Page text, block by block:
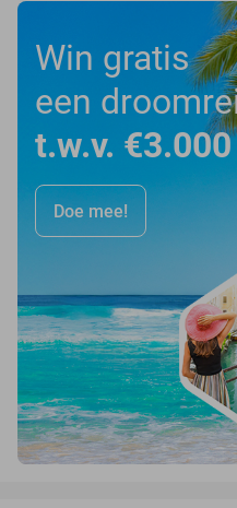
Win gratis
een
t.w.v. €3.000
Doe mee!